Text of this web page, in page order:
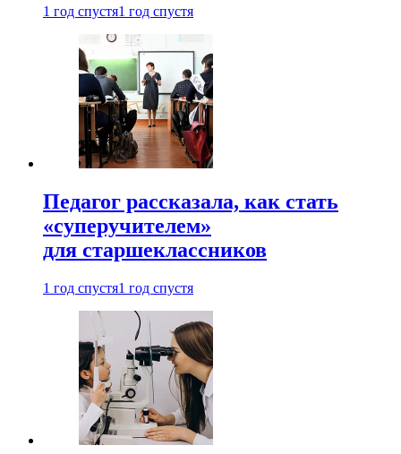
1 год спустя1 год спустя
Педагог рассказала, как стать
«суперучителем»
для старшеклассников
1 год спустя1 год спустя